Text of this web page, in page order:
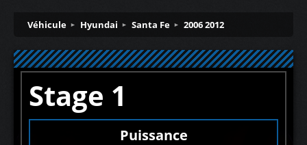
Véhicule Hyundai Santa Fe 2006 2012
Stage 1
Puissance